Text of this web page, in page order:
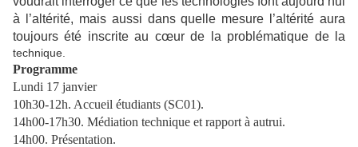
à l’altérité, mais aussi dans quelle mesure l’altérité aura
toujours été inscrite au cœur de la problématique de la
technique.
Programme
Lundi 17 janvier
10h30-12h. Accueil étudiants (SC01).
14h00-17h30. Médiation technique et rapport à autrui.
14h00. Présentation.